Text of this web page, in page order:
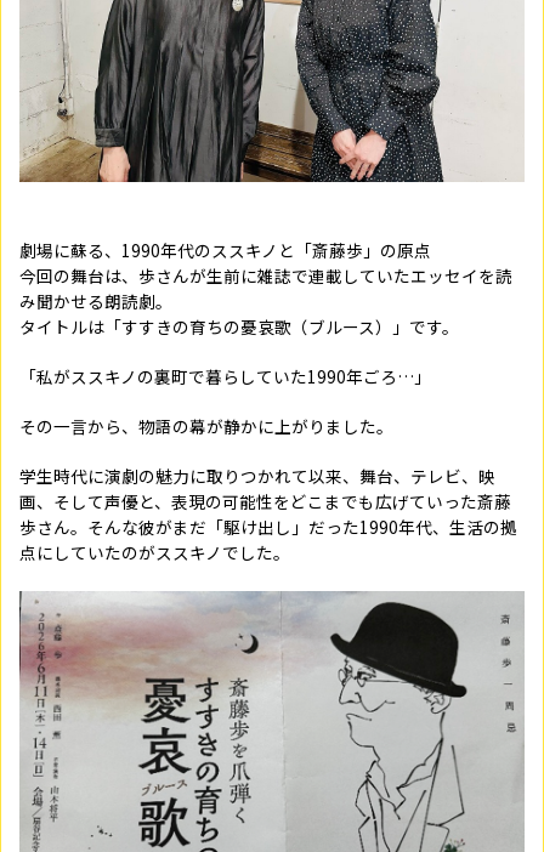
劇場に蘇る、1990年代のススキノと「斎藤歩」の原点
今回の舞台は、歩さんが生前に雑誌で連載していたエッセイを読
み聞かせる朗読劇。
タイトルは「すすきの育ちの憂哀歌（ブルース）」です。
「私がススキノの裏町で暮らしていた1990年ごろ…」
その一言から、物語の幕が静かに上がりました。
学生時代に演劇の魅力に取りつかれて以来、舞台、テレビ、映
画、そして声優と、表現の可能性をどこまでも広げていった斎藤
歩さん。そんな彼がまだ「駆け出し」だった1990年代、生活の拠
点にしていたのがススキノでした。